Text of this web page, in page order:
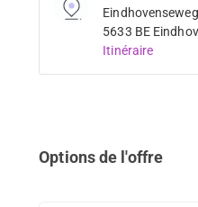
5633 BE
Itinéraire
Options de l'offre